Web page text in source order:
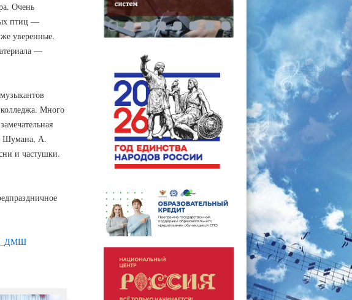
Очень
птиц —
уверенные,
—
Много
Шумана, А.
и частушки.